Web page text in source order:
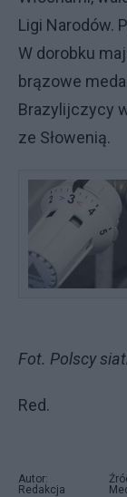
Ligi Narodów.
W dorobku
brązowe
Brazylijczycy
ze Słowenią.
Fot. Polscy
Red.
Autor:
Redakcja